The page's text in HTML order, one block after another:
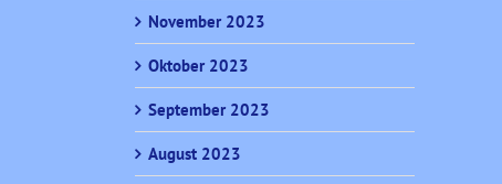
November 2023
Oktober 2023
September 2023
August 2023